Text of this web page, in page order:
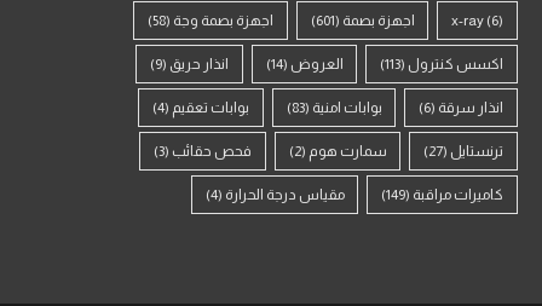
x-ray (6) اجهزة بصمة (601) اجهزة بصمة وجة (58)
اكسس كنترول (113) العروض (14) انذار حريق (9)
انذار سرقة (6) بوابات امنية (83) بوابات تعقيم (4)
ترنستايل (27) سمارت هوم (2) فحص حقائب (3)
كاميرات مراقبة (149) مقياس درجة الحرارة (4)